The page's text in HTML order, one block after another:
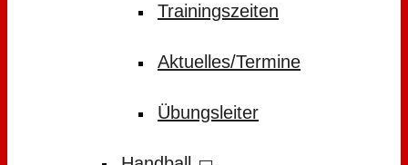
Trainingszeiten
Aktuelles/Termine
Übungsleiter